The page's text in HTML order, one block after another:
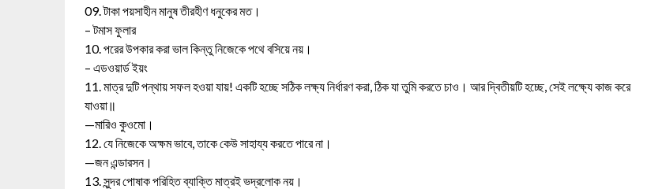
09. টাকা পয়সাহীন মানুষ তীরহীণ ধনুকের মত।
– টমাস ফুলার
10. পরের উপকার করা ভাল কিন্তু নিজেকে পথে বসিয়ে নয়।
– এডওয়ার্ড ইয়ং
11. মাত্র দুটি পন্থায় সফল হওয়া যায়! একটি হচ্ছে সঠিক লক্ষ্য নির্ধারণ করা, ঠিক যা তুমি করতে চাও। আর দ্বিতীয়টি হচ্ছে, সেই লক্ষ্যে কাজ করে
যাওয়া॥
—মারিও কুওমো।
12. যে নিজেকে অক্ষম ভাবে, তাকে কেউ সাহায্য করতে পারে না।
—জন এন্ডারসন।
13. সুন্দর পোষাক পরিহিত ব্যাক্তি মাত্রই ভদ্রলোক নয়।